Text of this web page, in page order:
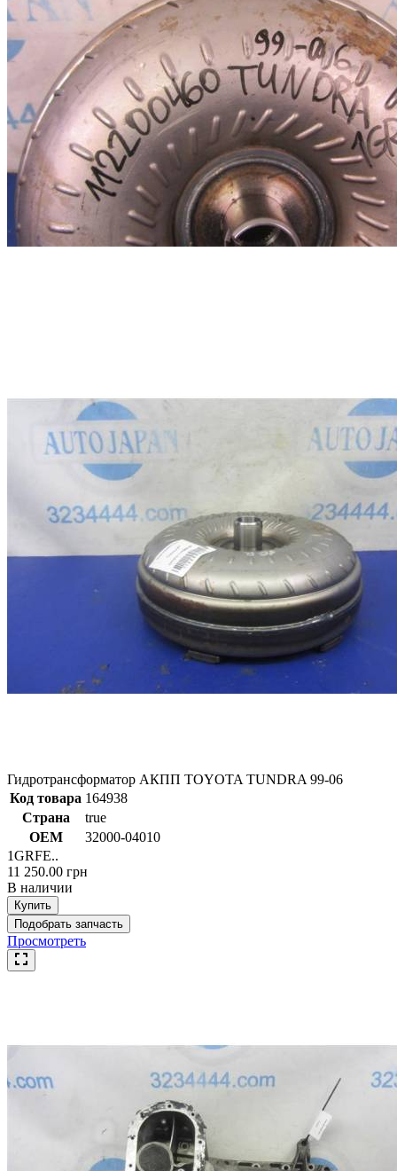
Гидротрансформатор АКПП TOYOTA TUNDRA 99-06
Код товара 164938
Страна
true
ОЕМ
32000-04010
1GRFE..
11 250.00 грн
В наличии
Купить
Подобрать запчасть
Просмотреть